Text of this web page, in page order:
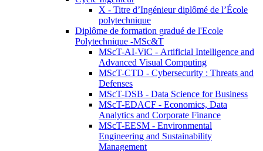
X - Titre d’Ingénieur diplômé de l’École
polytechnique
Diplôme de formation gradué de l'Ecole
Polytechnique -MSc&T
MScT-AI-ViC - Artificial Intelligence and
Advanced Visual Computing
MScT-CTD - Cybersecurity : Threats and
Defenses
MScT-DSB - Data Science for Business
MScT-EDACF - Economics, Data
Analytics and Corporate Finance
MScT-EESM - Environmental
Engineering and Sustainability
Management